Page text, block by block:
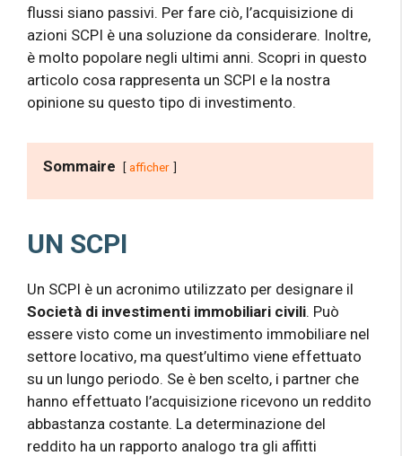
flussi siano passivi. Per fare ciò, l’acquisizione di
azioni SCPI è una soluzione da considerare. Inoltre,
è molto popolare negli ultimi anni. Scopri in questo
articolo cosa rappresenta un SCPI e la nostra
opinione su questo tipo di investimento.
Sommaire afficher
UN SCPI
Un SCPI è un acronimo utilizzato per designare il
Società di investimenti immobiliari civili. Può
essere visto come un investimento immobiliare nel
settore locativo, ma quest’ultimo viene effettuato
su un lungo periodo. Se è ben scelto, i partner che
hanno effettuato l’acquisizione ricevono un reddito
abbastanza costante. La determinazione del
reddito ha un rapporto analogo tra gli affitti